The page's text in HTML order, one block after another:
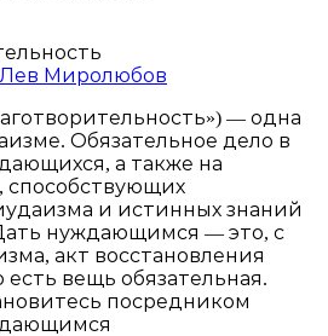
Лев Миролюбов
Обязательное дело в
а также на
способствующих
и истинных знаний
нуждающимся — это, с
акт восстановления
вещь обязательная.
посредником